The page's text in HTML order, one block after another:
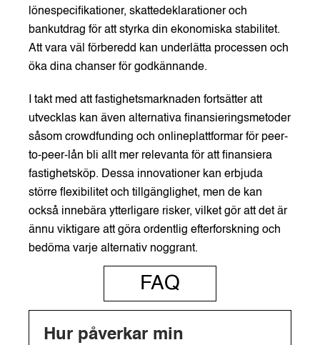
lönespecifikationer, skattedeklarationer och
bankutdrag för att styrka din ekonomiska stabilitet.
Att vara väl förberedd kan underlätta processen och
öka dina chanser för godkännande.
I takt med att fastighetsmarknaden fortsätter att
utvecklas kan även alternativa finansieringsmetoder
såsom crowdfunding och onlineplattformar för peer-
to-peer-lån bli allt mer relevanta för att finansiera
fastighetsköp. Dessa innovationer kan erbjuda
större flexibilitet och tillgänglighet, men de kan
också innebära ytterligare risker, vilket gör att det är
ännu viktigare att göra ordentlig efterforskning och
bedöma varje alternativ noggrant.
FAQ
Hur påverkar min